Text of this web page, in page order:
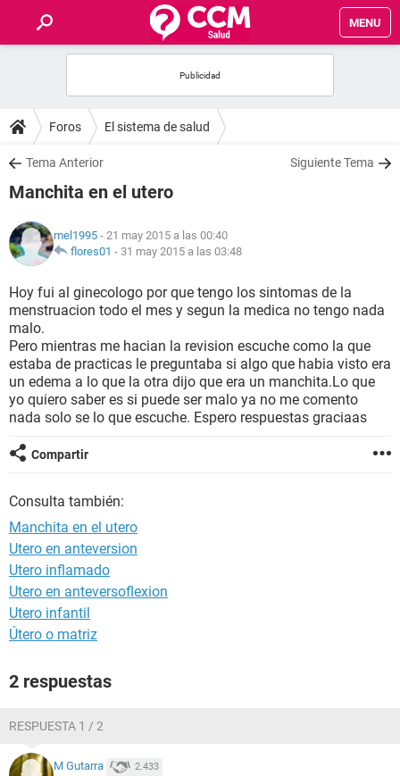
MENU
FOROS
SALUD
NUTRICIÓN
BIENESTAR
SEXUALIDAD
GLOSARIO
Foros El sistema de salud
Tema Anterior Siguiente Tema
Manchita en el utero
mel1995 - 21 may 2015 a las 00:40
flores01 - 31 may 2015 a las 03:48
Hoy fui al ginecologo por que tengo los sintomas de la
menstruacion todo el mes y segun la medica no tengo nada
malo.
Pero mientras me hacian la revision escuche como la que
estaba de practicas le preguntaba si algo que habia visto era
un edema a lo que la otra dijo que era un manchita.Lo que
yo quiero saber es si puede ser malo ya no me comento
nada solo se lo que escuche. Espero respuestas graciaas
Compartir
Consulta también:
Manchita en el utero
Utero en anteversion
Utero inflamado
Utero en anteversoflexion
Utero infantil
Útero o matriz
2 respuestas
RESPUESTA 1 / 2
M Gutarra 2.433